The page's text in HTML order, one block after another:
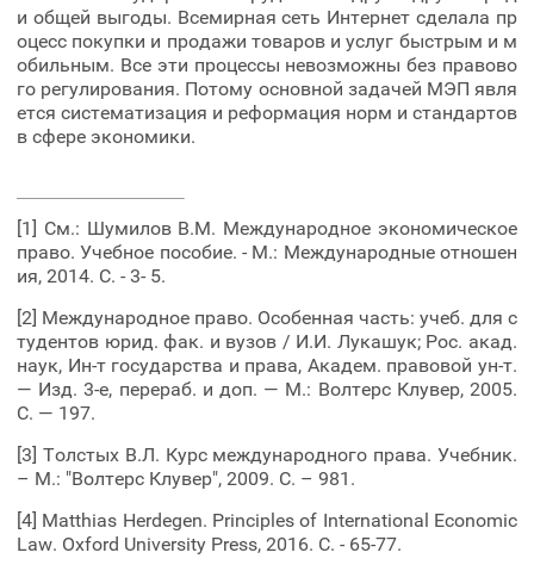
и общей выгоды. Всемирная сеть Интернет сделала пр
оцесс покупки и продажи товаров и услуг быстрым и м
обильным. Все эти процессы невозможны без правово
го регулирования. Потому основной задачей МЭП явля
ется систематизация и реформация норм и стандартов
в сфере экономики.
[1] См.: Шумилов В.М. Международное экономическое
право. Учебное пособие. - М.: Международные отношен
ия, 2014. С. - 3- 5.
[2] Международное право. Особенная часть: учеб. для с
тудентов юрид. фак. и вузов / И.И. Лукашук; Рос. акад.
наук, Ин-т государства и права, Академ. правовой ун-т.
— Изд. 3-е, перераб. и доп. — М.: Волтерс Клувер, 2005.
С. — 197.
[3] Толстых В.Л. Курс международного права. Учебник.
– М.: "Волтерс Клувер", 2009. С. – 981.
[4] Matthias Herdegen. Principles of International Economic
Law. Oxford University Press, 2016. С. - 65-77.